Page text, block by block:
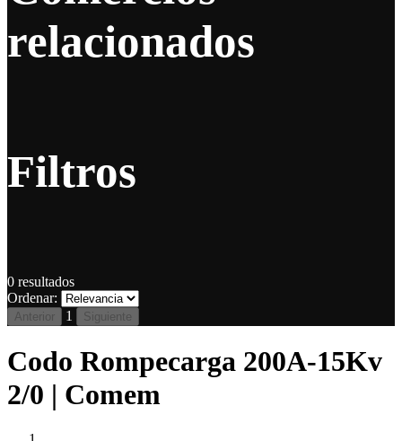
relacionados
Filtros
0 resultados
Ordenar:
Anterior 1 Siguiente
Codo Rompecarga 200A-15Kv
2/0 | Comem